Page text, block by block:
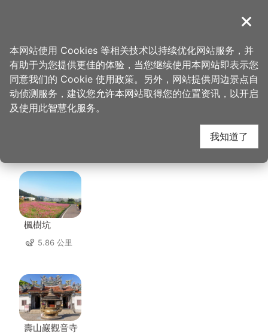
導覽
首页 > 想去的地方 > 美食、购物 > 福容大饭店 桃园机场捷运 A8-A Bar
福容大饭店 桃园机场捷
运 A8-A Bar 周边景点
楓樹坑
5.86 公里
壽山巖觀音寺
关闭
本网站使用 Cookies 等相关技术以持续优化网站服务，并
有助于为您提供更佳的体验，当您继续使用本网站即表示您
同意我们的 Cookie 使用政策。另外，网站提供周边景点自
动侦测服务，建议您允许本网站取得您的位置资讯，以开启
及使用此智慧化服务。
我知道了